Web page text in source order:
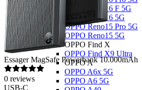
OPPO Reno16 F 5G
OPPO Reno16 5G
OPPO Reno15 Pro 5G
OPPO Reno15 5G
OPPO Find X
OPPO Find X9 Ultra
OPPO A
OPPO A6x 5G
OPPO A6 5G
Essager MagSafe Powerbank 10.000mAh
0 reviews
USB-C